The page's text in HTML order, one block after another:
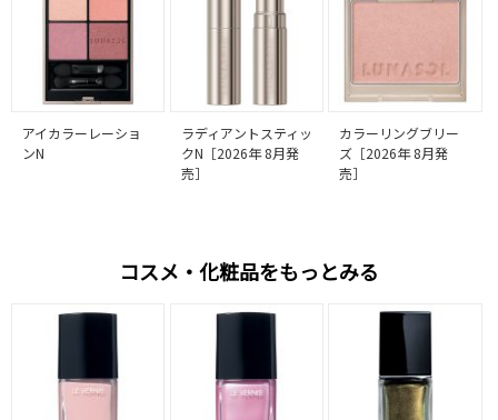
アイカラーレーショ
ンN
ラディアントスティッ
クN［2026年 8月発
売］
カラーリングブリー
ズ［2026年 8月発
売］
コスメ・化粧品をもっとみる